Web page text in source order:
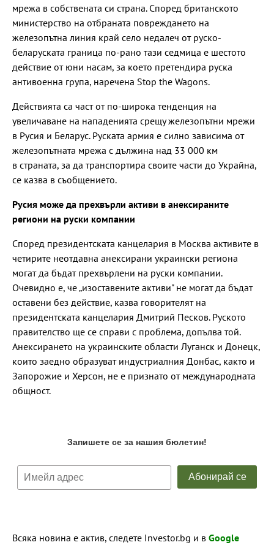
мрежа в собствената си страна. Според британското
министерство на отбраната повреждането на
железопътна линия край село недалеч от руско-
беларуската граница по-рано тази седмица е шестото
действие от юни насам, за което претендира руска
антивоенна група, наречена Stop the Wagons.
Действията са част от по-широка тенденция на
увеличаване на нападенията срещу железопътни мрежи
в Русия и Беларус. Руската армия е силно зависима от
железопътната мрежа с дължина над 33 000 км
в страната, за да транспортира своите части до Украйна,
се казва в съобщението.
Русия може да прехвърли активи в анексираните
региони на руски компании
Според президентската канцелария в Москва активите в
четирите неотдавна анексирани украински региона
могат да бъдат прехвърлени на руски компании.
Очевидно е, че „изоставените активи" не могат да бъдат
оставени без действие, казва говорителят на
президентската канцелария Дмитрий Песков. Руското
правителство ще се справи с проблема, допълва той.
Анексирането на украинските области Луганск и Донецк,
които заедно образуват индустриалния Донбас, както и
Запорожие и Херсон, не е признато от международната
общност.
Всяка новина е актив, следете Investor.bg и в Google